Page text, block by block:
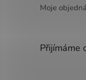
Moje
Přijímáme